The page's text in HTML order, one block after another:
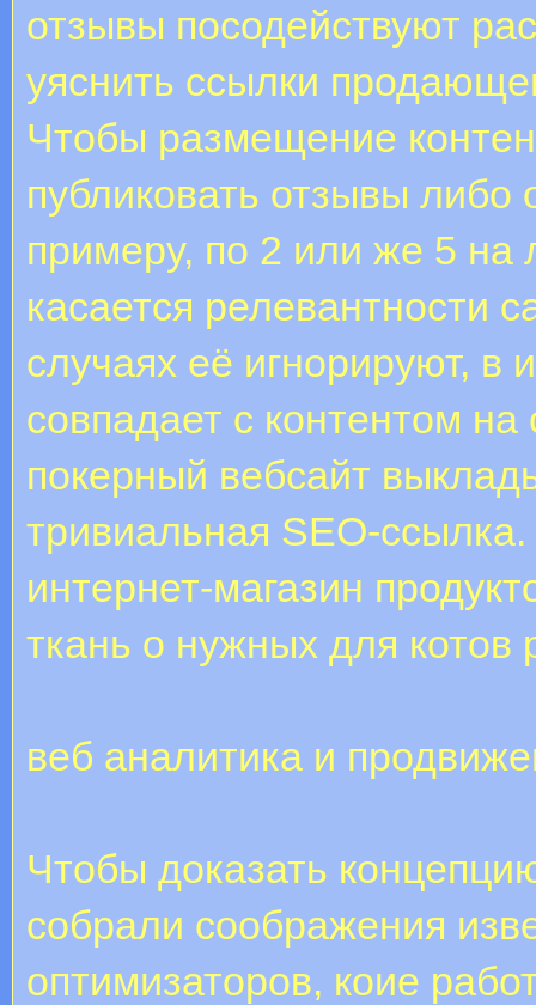
отзывы посодействуют
уяснить ссылки
Чтобы размещение
публиковать отзывы либо
примеру, по 2 или же 5
касается релевантности
случаях её игнорируют, в
совпадает с контентом
покерный вебсайт
тривиальная SEO-
интернет-магазин
ткань о нужных для котов
веб аналитика и
Чтобы доказать
собрали соображения
оптимизаторов, коие